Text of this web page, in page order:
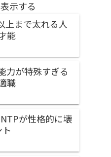
示する
上まで太れる人
能
力が特殊すぎる
職
が性格的に壊